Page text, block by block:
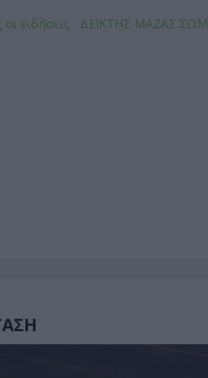
ειδήσεις ΔΕΙΚΤΗΣ ΜΑΖΑΣ